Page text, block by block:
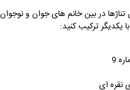
در بین خانم های جوان و
یکدیگر ترکیب کنید: